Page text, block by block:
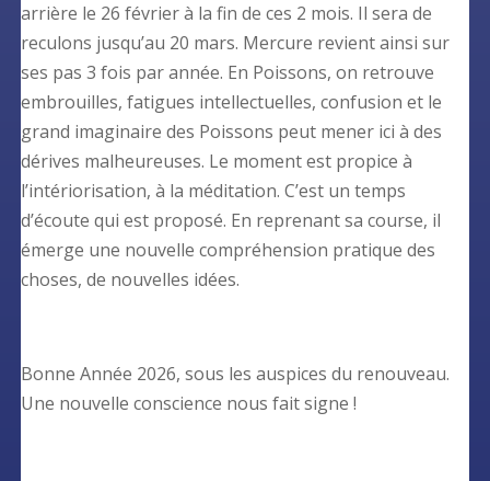
arrière le 26 février à la fin de ces 2 mois. Il sera de
reculons jusqu’au 20 mars. Mercure revient ainsi sur
ses pas 3 fois par année. En Poissons, on retrouve
embrouilles, fatigues intellectuelles, confusion et le
grand imaginaire des Poissons peut mener ici à des
dérives malheureuses. Le moment est propice à
l’intériorisation, à la méditation. C’est un temps
d’écoute qui est proposé. En reprenant sa course, il
émerge une nouvelle compréhension pratique des
choses, de nouvelles idées.
Bonne Année 2026, sous les auspices du renouveau.
Une nouvelle conscience nous fait signe !